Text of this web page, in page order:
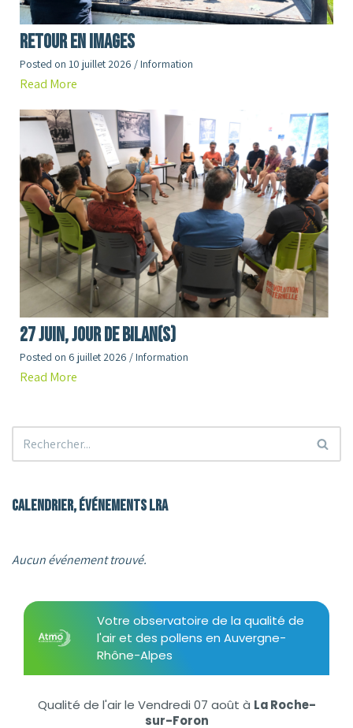
RETOUR en images
Posted on 10 juillet 2026 /Information
Read More
27 juin, jour de Bilan(s)
Posted on 6 juillet 2026 /Information
Read More
Calendrier, événements LRA
Aucun événement trouvé.